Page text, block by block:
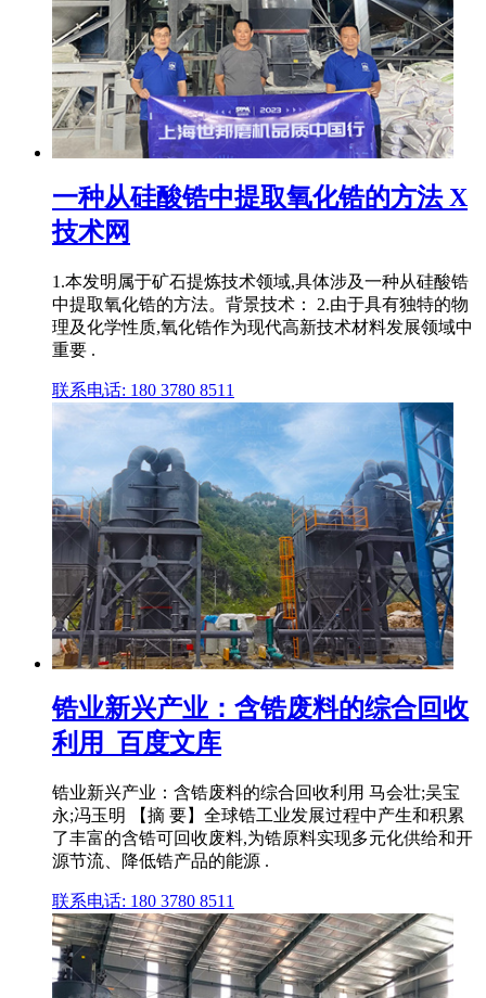
一种从硅酸锆中提取氧化锆的方法 X
技术网
1.本发明属于矿石提炼技术领域,具体涉及一种从硅酸锆
中提取氧化锆的方法。背景技术： 2.由于具有独特的物
理及化学性质,氧化锆作为现代高新技术材料发展领域中
重要 .
联系电话: 180 3780 8511
锆业新兴产业：含锆废料的综合回收
利用_百度文库
锆业新兴产业：含锆废料的综合回收利用 马会壮;吴宝
永;冯玉明 【摘 要】全球锆工业发展过程中产生和积累
了丰富的含锆可回收废料,为锆原料实现多元化供给和开
源节流、降低锆产品的能源 .
联系电话: 180 3780 8511